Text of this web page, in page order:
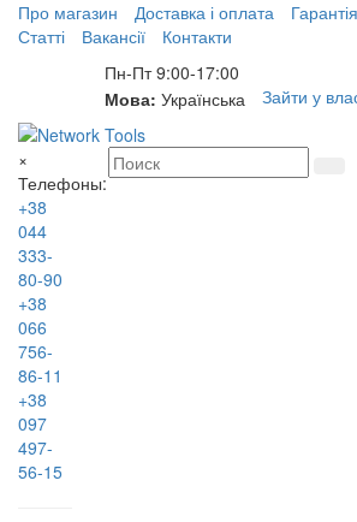
Про магазин Доставка і оплата Гарантія
Статті
Вакансії
Контакти
Пн-Пт 9:00-17:00
Мова: Українська Зайти у
×
Телефоны:
+38
044
333-
80-90
+38
066
756-
86-11
+38
097
497-
56-15